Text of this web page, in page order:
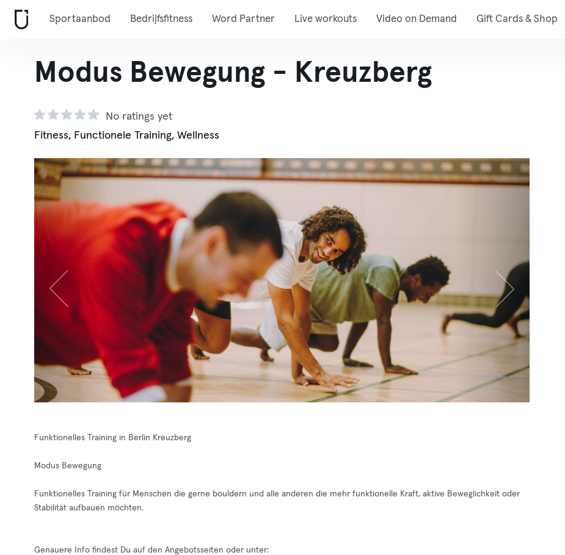
Sportaanbod Bedrijfsfitness Word Partner Live workouts Video on Demand Gift Cards & Shop
Modus Bewegung - Kreuzberg
No ratings yet
Fitness, Functionele Training, Wellness
Funktionelles Training in Berlin Kreuzberg
Modus Bewegung
Funktionelles Training für Menschen die gerne bouldern und alle anderen die mehr funktionelle Kraft, aktive Beweglichkeit oder
Stabilität aufbauen möchten.
Genauere Info findest Du auf den Angebotsseiten oder unter: